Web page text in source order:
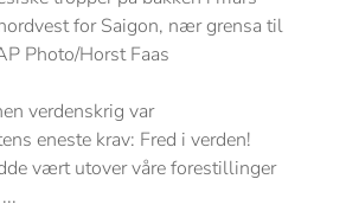
verdenskrig var
eneste krav: Fred i verden!
vært utover våre forestillinger